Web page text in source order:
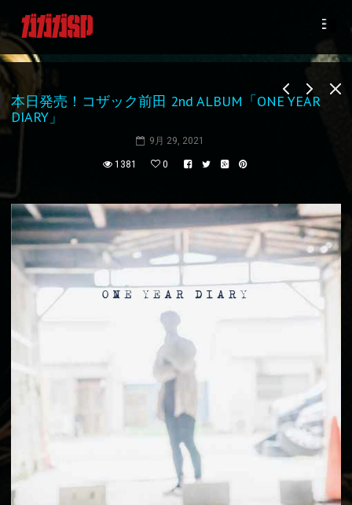
本日発売！コザック前田 2nd ALBUM「ONE YEAR
DIARY」
9月 29, 2021
1381 0